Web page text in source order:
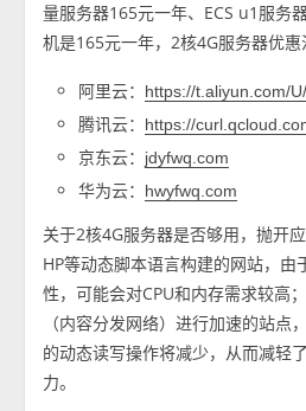
量服务器165元一年、ECS u1服务
机是165元一年，2核4G服务器优惠
阿里云： https://t.aliyun.com/
腾讯云： https://
京东云： jdyfwq.com
华为云： hwyfwq.com
关于2核4G服务器是否够用，抛开
HP等动态脚本语言构建的网站，由
性，可能会对CPU和内存需求较高
（内容分发网络）进行加速的站点
的动态读写操作将减少，从而减轻
力。